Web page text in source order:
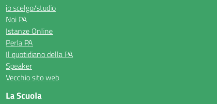
io scelgo/studio
Noi PA
Istanze Online
Perla PA
Il quotidiano della PA
Speaker
Vecchio sito web
La Scuola